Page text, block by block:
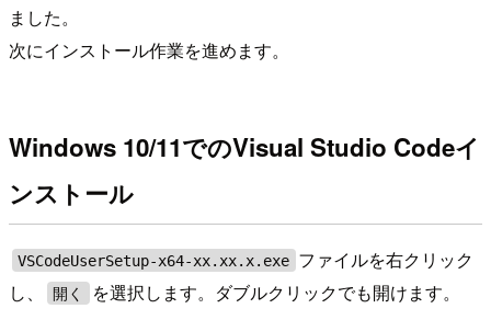
ました。
次にインストール作業を進めます。
Windows 10/11でのVisual Studio Codeイ
ンストール
VSCodeUserSetup-x64-xx.xx.x.exe ファイルを右クリック
し、
開く を選択します。ダブルクリックでも開けます。